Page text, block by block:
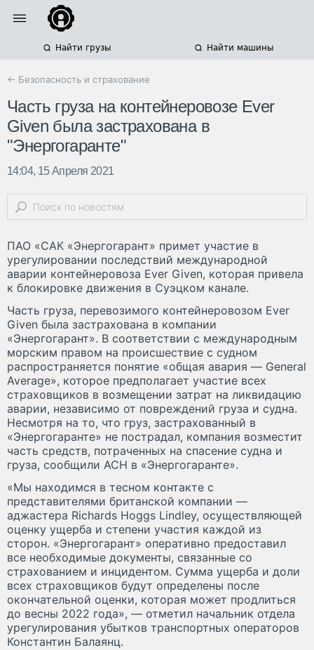
Найти грузы Найти машины
← Безопасность и страхование
Часть груза на контейнеровозе Ever
Given была застрахована в
"Энергогаранте"
14:04, 15 Апреля 2021
ПАО «САК «Энергогарант» примет участие в
урегулировании последствий международной
аварии контейнеровоза Ever Given, которая привела
к блокировке движения в Суэцком канале.
Часть груза, перевозимого контейнеровозом Ever
Given была застрахована в компании
«Энергогарант». В соответствии с международным
морским правом на происшествие с судном
распространяется понятие «общая авария — General
Average», которое предполагает участие всех
страховщиков в возмещении затрат на ликвидацию
аварии, независимо от повреждений груза и судна.
Несмотря на то, что груз, застрахованный в
«Энергогаранте» не пострадал, компания возместит
часть средств, потраченных на спасение судна и
груза, сообщили АСН в «Энергогаранте».
«Мы находимся в тесном контакте с
представителями британской компании —
аджастера Richards Hoggs Lindley, осуществляющей
оценку ущерба и степени участия каждой из
сторон. «Энергогарант» оперативно предоставил
все необходимые документы, связанные со
страхованием и инцидентом. Сумма ущерба и доли
всех страховщиков будут определены после
окончательной оценки, которая может продлиться
до весны 2022 года», — отметил начальник отдела
урегулирования убытков транспортных операторов
Константин Балаянц.